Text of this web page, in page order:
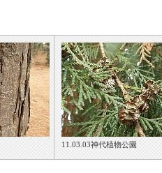
11.03.03神代植物公園